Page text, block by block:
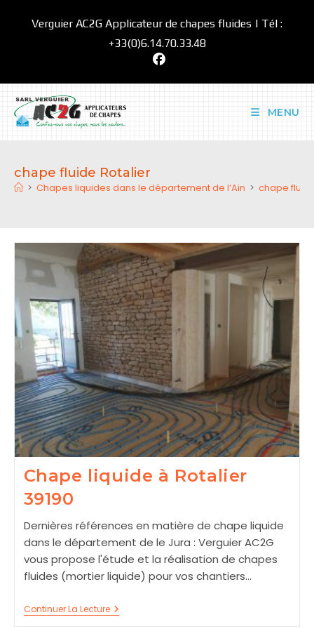
Verguier AC2G Applicateur de chapes fluides | Tél :
+33(0)6.14.70.33.48
MENU
chape fluide Rotalier
> Chapes liquides dans le département de l’Ain > chape
Chape liquide à Rotalier
39190
Dernières références en matière de chape liquide
dans le département de le Jura : Verguier AC2G
vous propose l'étude et la réalisation de chapes
fluides (mortier liquide) pour vos chantiers…
Continuer La LectureChape
Liquide